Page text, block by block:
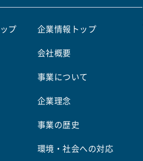
プ 企業情報トップ
会社概要
事業について
企業理念
事業の歴史
環境・社会への対応